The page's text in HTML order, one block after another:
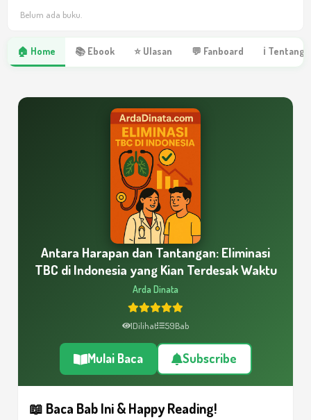
Belum ada buku.
🏠 Home 📚 Ebook ⭐ Ulasan 💬 Fanboard ℹ Tentang
Antara Harapan dan Tantangan: Eliminasi
TBC di Indonesia yang Kian Terdesak Waktu
Arda Dinata
1Dilihat 59Bab
Mulai Baca Subscribe
📖 Baca Bab Ini & Happy Reading!